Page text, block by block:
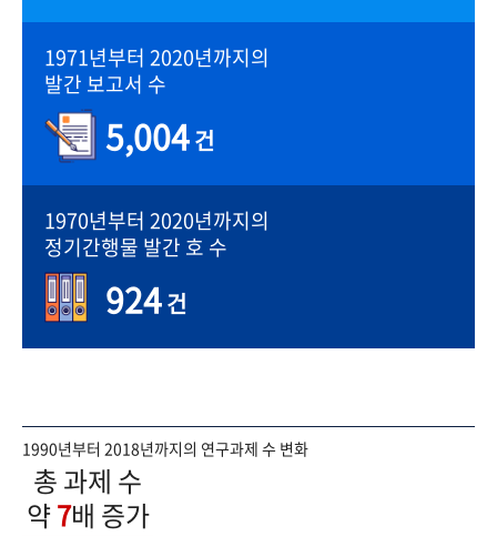
1971년부터 2020년까지의
발간 보고서 수
5,004건
1970년부터 2020년까지의
정기간행물 발간 호 수
924건
1990년부터 2018년까지의 연구과제 수 변화
총 과제 수
약7배 증가